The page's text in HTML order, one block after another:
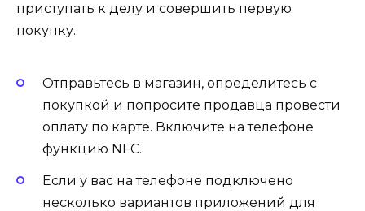
приступать к делу и совершить первую
покупку.
Отправьтесь в магазин, определитесь с
покупкой и попросите продавца провести
оплату по карте. Включите на телефоне
функцию NFC.
Если у вас на телефоне подключено
несколько вариантов приложений для